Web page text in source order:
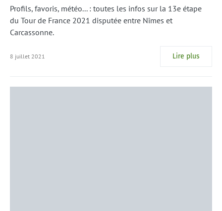
Profils, favoris, météo... : toutes les infos sur la 13e étape
du Tour de France 2021 disputée entre Nîmes et
Carcassonne.
8 juillet 2021 Lire plus